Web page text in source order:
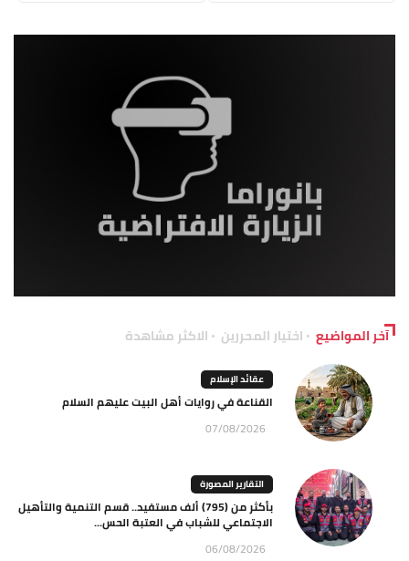
آخر المواضيع اختيار المحررين الاكثر مشاهدة
عقائد الإسلام
القناعة في روايات أهل البيت عليهم السلام
07/08/2026
التقارير المصورة
بأكثر من (795) ألف مستفيد.. قسم التنمية والتأهيل
الاجتماعي للشباب في العتبة الحس...
06/08/2026